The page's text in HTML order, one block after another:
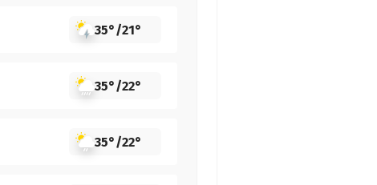
35°/21°
35°/22°
35°/22°